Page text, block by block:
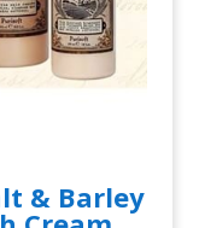
& Barley